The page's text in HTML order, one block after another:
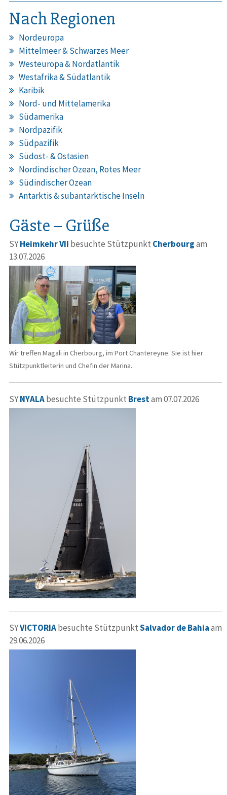
Nach Regionen
Nordeuropa
Mittelmeer & Schwarzes Meer
Westeuropa & Nordatlantik
Westafrika & Südatlantik
Karibik
Nord- und Mittelamerika
Südamerika
Nordpazifik
Südpazifik
Südost- & Ostasien
Nordindischer Ozean, Rotes Meer
Südindischer Ozean
Antarktis & subantarktische Inseln
Gäste – Grüße
SYHeimkehr VII besuchte Stützpunkt Cherbourgam
13.07.2026
Wir treffen Magali in Cherbourg, im Port Chantereyne. Sie ist hier
Stützpunktleiterin und Chefin der Marina.
SYNYALAbesuchte Stützpunkt Brestam 07.07.2026
SYVICTORIAbesuchte StützpunktSalvador de Bahiaam
29.06.2026